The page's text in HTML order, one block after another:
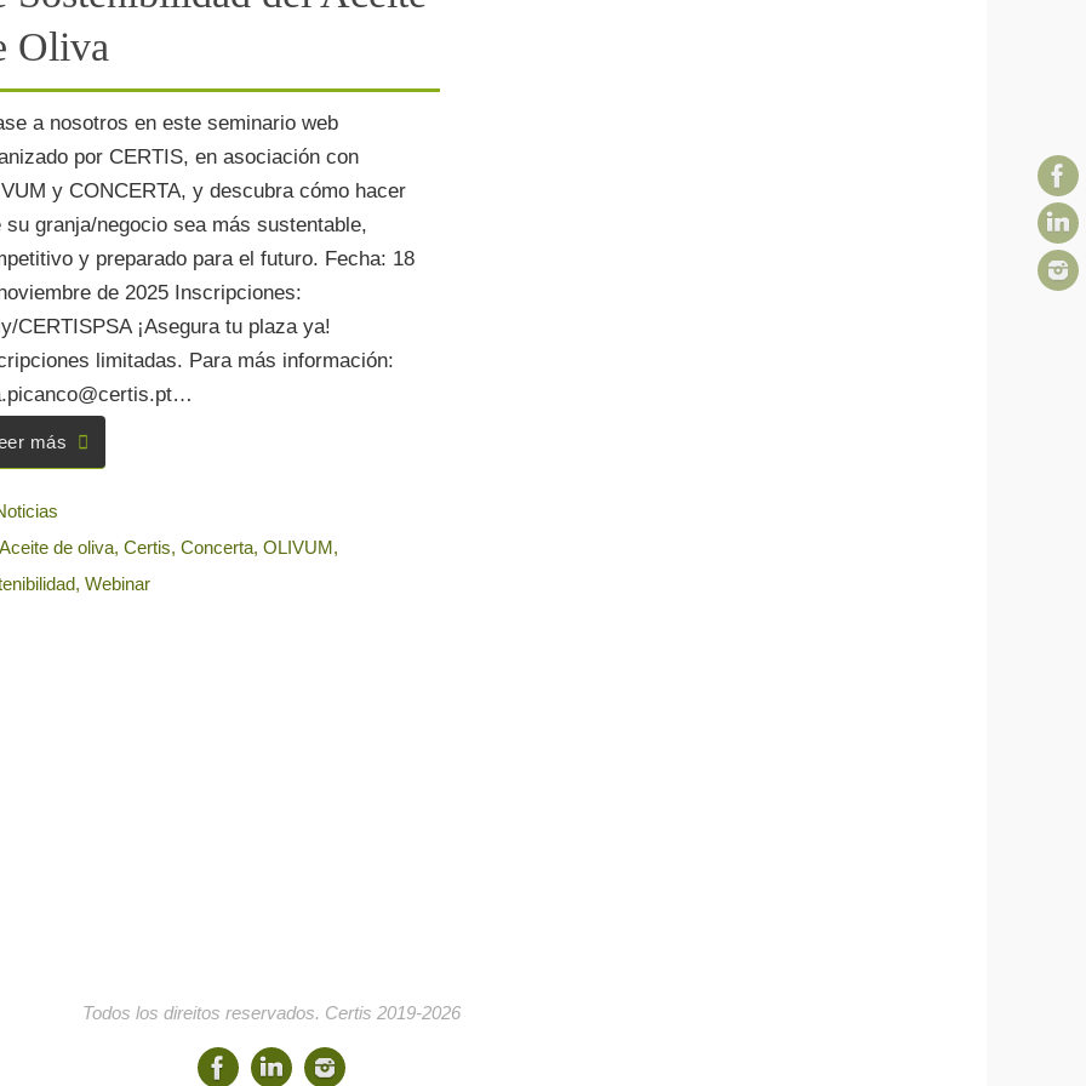
Oliva
a nosotros en este seminario web
por CERTIS, en asociación con
y CONCERTA, y descubra cómo hacer
su granja/negocio sea más sustentable,
y preparado para el futuro. Fecha: 18
de 2025 Inscripciones:
CERTISPSA ¡Asegura tu plaza ya!
limitadas. Para más información:
más
Aceite de oliva,Certis,Concerta,OLIVUM,
, Webinar
de gestión forestal. Más
el Etiquetado Opcional para
contáctenos.
es una característica
fundamental e
en la calidad de los
alimenticios.
cómo impulsar su negocio
siempre es una buena
Inscríbase en uno de
cursos de formación.
ser nuestro socio, infórmese
los servicios que ofrecemos.
ahora su presupuesto sin
No se decida sin
Todos los direitos reservados. Certis 2019-2026